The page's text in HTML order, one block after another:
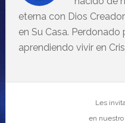
eterna con Dios
en Su Casa. Perdonado
aprendiendo vivir en
Les
en nuestro